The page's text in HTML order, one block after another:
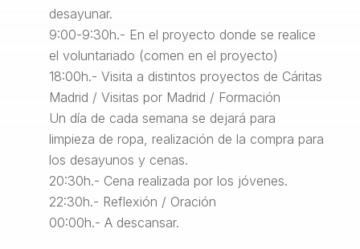
desayunar.
9:00-9:30h.- En el proyecto donde se realice
el voluntariado (comen en el proyecto)
18:00h.- Visita a distintos proyectos de Cáritas
Madrid / Visitas por Madrid / Formación
Un día de cada semana se dejará para
limpieza de ropa, realización de la compra para
los desayunos y cenas.
20:30h.- Cena realizada por los jóvenes.
22:30h.- Reflexión / Oración
00:00h.- A descansar.